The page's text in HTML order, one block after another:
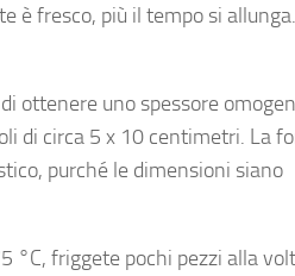
è fresco, più il tempo si allunga.
ottenere uno spessore
di circa 5 x 10 centimetri. La
purché le dimensioni siano
°C, friggete pochi pezzi alla